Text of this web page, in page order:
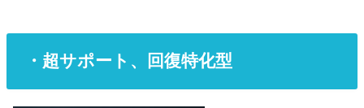
・超サポート、回復特化型